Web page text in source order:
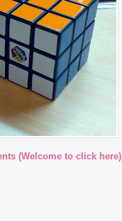
(Welcome to click here)